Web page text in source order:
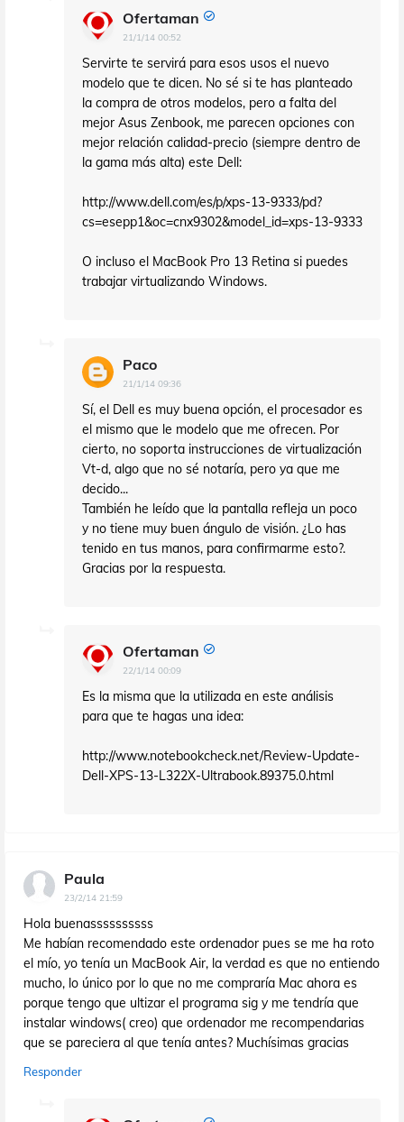
Ofertaman
21/1/14 00:52
Servirte te servirá para esos usos el nuevo
modelo que te dicen. No sé si te has planteado
la compra de otros modelos, pero a falta del
mejor Asus Zenbook, me parecen opciones con
mejor relación calidad-precio (siempre dentro de
la gama más alta) este Dell:
http://www.dell.com/es/p/xps-13-9333/pd?
cs=esepp1&oc=cnx9302&model_id=xps-13-9333
O incluso el MacBook Pro 13 Retina si puedes
trabajar virtualizando Windows.
Paco
21/1/14 09:36
Sí, el Dell es muy buena opción, el procesador es
el mismo que le modelo que me ofrecen. Por
cierto, no soporta instrucciones de virtualización
Vt-d, algo que no sé notaría, pero ya que me
decido...
También he leído que la pantalla refleja un poco
y no tiene muy buen ángulo de visión. ¿Lo has
tenido en tus manos, para confirmarme esto?.
Gracias por la respuesta.
Ofertaman
22/1/14 00:09
Es la misma que la utilizada en este análisis
para que te hagas una idea:
http://www.notebookcheck.net/Review-Update-
Dell-XPS-13-L322X-Ultrabook.89375.0.html
Paula
23/2/14 21:59
Hola buenassssssssss
Me habían recomendado este ordenador pues se me ha roto
el mío, yo tenía un MacBook Air, la verdad es que no entiendo
mucho, lo único por lo que no me compraría Mac ahora es
porque tengo que ultizar el programa sig y me tendría que
instalar windows( creo) que ordenador me recompendarias
que se pareciera al que tenía antes? Muchísimas gracias
Responder